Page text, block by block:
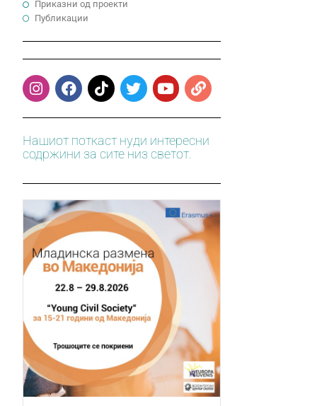
Приказни од проекти
Публикации
Нашиот поткаст нуди интересни
содржини за сите низ светот.